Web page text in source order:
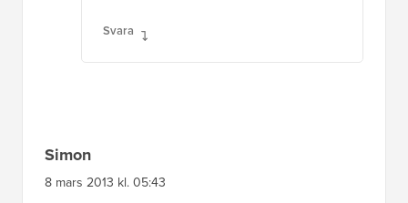
Svara
Simon
8 mars 2013 kl. 05:43